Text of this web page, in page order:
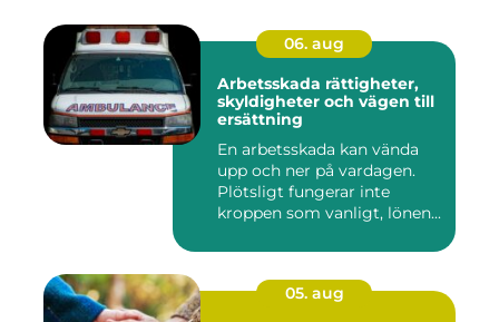
06. aug
Arbetsskada rättigheter,
skyldigheter och vägen till
ersättning
En arbetsskada kan vända
upp och ner på vardagen.
Plötsligt fungerar inte
kroppen som vanligt, lönen...
05. aug